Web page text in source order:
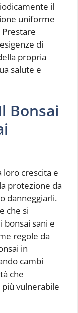
il
uniforme
di
propria
salute e
Bonsai
loro crescita e
protezione da
danneggiarli.
che si
sani e
regole da
in
cambi
che
vulnerabile